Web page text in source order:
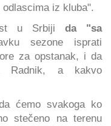
iz kluba".
u Srbiji da "sa
sezone isprati
za opstanak, i da
Radnik, a kakvo
ćemo svakoga ko
stečeno na terenu